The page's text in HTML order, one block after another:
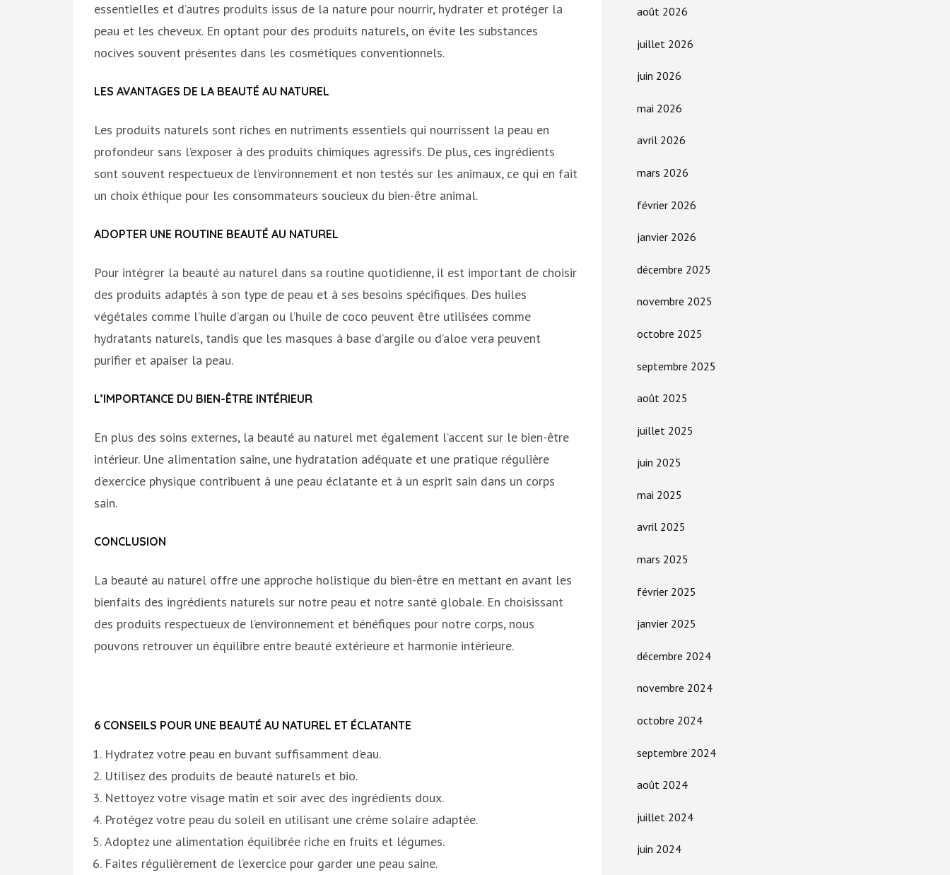
essentielles et d’autres produits issus de la nature pour nourrir, hydrater et protéger la
peau et les cheveux. En optant pour des produits naturels, on évite les substances
nocives souvent présentes dans les cosmétiques conventionnels.
LES AVANTAGES DE LA BEAUTÉ AU NATUREL
Les produits naturels sont riches en nutriments essentiels qui nourrissent la peau en
profondeur sans l’exposer à des produits chimiques agressifs. De plus, ces ingrédients
sont souvent respectueux de l’environnement et non testés sur les animaux, ce qui en fait
un choix éthique pour les consommateurs soucieux du bien-être animal.
ADOPTER UNE ROUTINE BEAUTÉ AU NATUREL
Pour intégrer la beauté au naturel dans sa routine quotidienne, il est important de choisir
des produits adaptés à son type de peau et à ses besoins spécifiques. Des huiles
végétales comme l’huile d’argan ou l’huile de coco peuvent être utilisées comme
hydratants naturels, tandis que les masques à base d’argile ou d’aloe vera peuvent
purifier et apaiser la peau.
L’IMPORTANCE DU BIEN-ÊTRE INTÉRIEUR
En plus des soins externes, la beauté au naturel met également l’accent sur le bien-être
intérieur. Une alimentation saine, une hydratation adéquate et une pratique régulière
d’exercice physique contribuent à une peau éclatante et à un esprit sain dans un corps
sain.
CONCLUSION
La beauté au naturel offre une approche holistique du bien-être en mettant en avant les
bienfaits des ingrédients naturels sur notre peau et notre santé globale. En choisissant
des produits respectueux de l’environnement et bénéfiques pour notre corps, nous
pouvons retrouver un équilibre entre beauté extérieure et harmonie intérieure.
6 CONSEILS POUR UNE BEAUTÉ AU NATUREL ET ÉCLATANTE
Hydratez votre peau en buvant suffisamment d’eau.
Utilisez des produits de beauté naturels et bio.
Nettoyez votre visage matin et soir avec des ingrédients doux.
Protégez votre peau du soleil en utilisant une crème solaire adaptée.
Adoptez une alimentation équilibrée riche en fruits et légumes.
Faites régulièrement de l’exercice pour garder une peau saine.
août 2026
juillet 2026
juin 2026
mai 2026
avril 2026
mars 2026
février 2026
janvier 2026
décembre 2025
novembre 2025
octobre 2025
septembre 2025
août 2025
juillet 2025
juin 2025
mai 2025
avril 2025
mars 2025
février 2025
janvier 2025
décembre 2024
novembre 2024
octobre 2024
septembre 2024
août 2024
juillet 2024
juin 2024